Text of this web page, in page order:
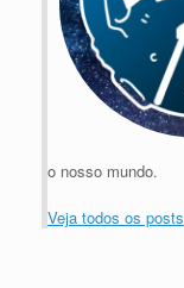
o nosso mundo.
Veja todos os posts